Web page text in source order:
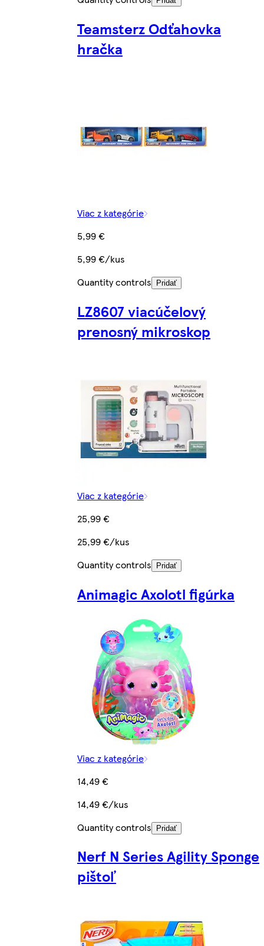
Teamsterz Odťahovka
hračka
Viac z kategórie
5,99 €
5,99 €/kus
Quantity controls
Pridať
LZ8607 viacúčelový
prenosný mikroskop
Viac z kategórie
25,99 €
25,99 €/kus
Quantity controls
Pridať
Animagic Axolotl figúrka
Viac z kategórie
14,49 €
14,49 €/kus
Quantity controls
Pridať
Nerf N Series Agility Sponge
pištoľ